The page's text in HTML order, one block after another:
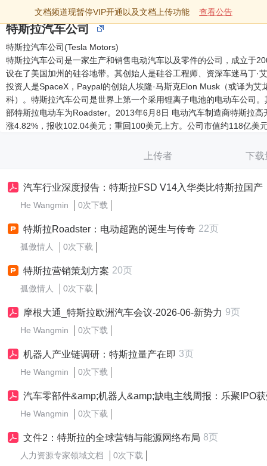
文档频道现暂停VIP开通以及文档上传功能 查看公告
特斯拉汽车公司
特斯拉汽车公司(Tesla Motors)
特斯拉汽车公司是一家生产和销售电动汽车以及零件的公司，成立于
设在了美国加州的硅谷地带。其创始人是硅谷工程师、资深车迷马丁·
投资人是SpaceX，Paypal的创始人埃隆·马斯克Elon Musk（或译为艾
科）。特斯拉汽车公司是世界上第一个采用锂离子电池的电动车公司。
部特斯拉电动车为Roadster。2013年6月8日 电动汽车制造商特斯拉高
涨4.82%，报收102.04美元；重回100美元上方。公司市值约118亿美
上传者 下载
汽车行业深度报告：特斯拉FSD V14入华类比特斯拉国产：国产智驾的Grok时
He Wangmin 0次下载
特斯拉Roadster：电动超跑的诞生与传奇 22页
孤傲情人 0次下载
特斯拉营销策划方案 20页
孤傲情人 0次下载
摩根大通_特斯拉欧洲汽车会议-2026-06-新势力 9页
He Wangmin 0次下载
机器人产业链调研：特斯拉量产在即 3页
He Wangmin 0次下载
汽车零部件&amp;机器人&amp;缺电主线周报：乐聚IPO获受理，特斯拉弗里蒙特工厂改造
He Wangmin 0次下载
文件2：特斯拉的全球营销与能源网络布局 8页
人力资源专家领域文档 0次下载